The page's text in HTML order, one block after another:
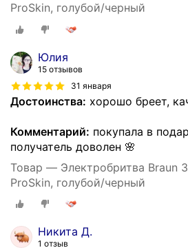
ProSkin, голубой/черный
Юлия
15 отзывов
31 января
Достоинства: хорошо бреет,
Комментарий: покупала в
получатель доволен 🌸
Товар — Электробритва Braun
ProSkin, голубой/черный
Никита Д.
1 отзыв